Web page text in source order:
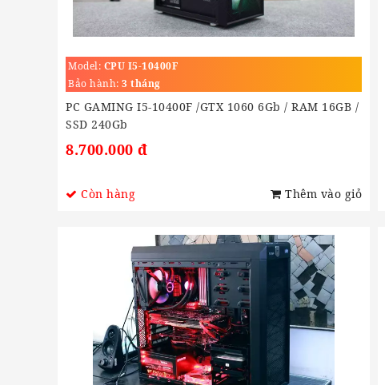
Model: CPU I5-10400F
Bảo hành: 3 tháng
PC GAMING I5-10400F /GTX 1060 6Gb / RAM 16GB /
SSD 240Gb
8.700.000 đ
Còn hàng Thêm vào giỏ